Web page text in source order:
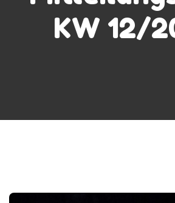
KW 12/